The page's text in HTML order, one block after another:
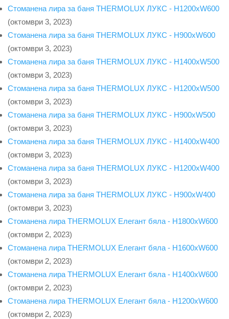
Стоманена лира за баня THERMOLUX ЛУКС - H1200xW600
(октомври 3, 2023)
Стоманена лира за баня THERMOLUX ЛУКС - H900xW600
(октомври 3, 2023)
Стоманена лира за баня THERMOLUX ЛУКС - H1400xW500
(октомври 3, 2023)
Стоманена лира за баня THERMOLUX ЛУКС - H1200xW500
(октомври 3, 2023)
Стоманена лира за баня THERMOLUX ЛУКС - H900xW500
(октомври 3, 2023)
Стоманена лира за баня THERMOLUX ЛУКС - H1400xW400
(октомври 3, 2023)
Стоманена лира за баня THERMOLUX ЛУКС - H1200xW400
(октомври 3, 2023)
Стоманена лира за баня THERMOLUX ЛУКС - H900xW400
(октомври 3, 2023)
Стоманена лира THERMOLUX Елегант бяла - H1800xW600
(октомври 2, 2023)
Стоманена лира THERMOLUX Елегант бяла - H1600xW600
(октомври 2, 2023)
Стоманена лира THERMOLUX Елегант бяла - H1400xW600
(октомври 2, 2023)
Стоманена лира THERMOLUX Елегант бяла - H1200xW600
(октомври 2, 2023)